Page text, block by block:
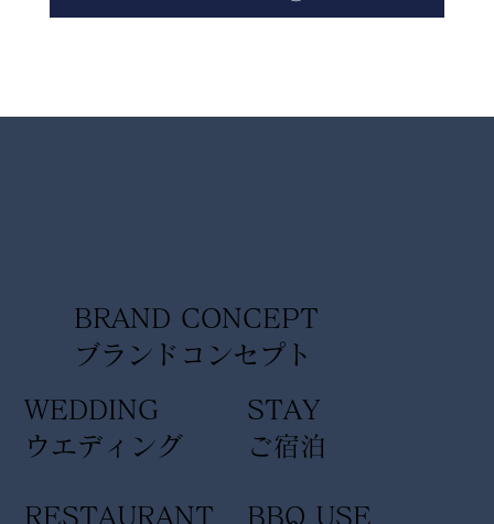
WEDDING
ウエディング
BBQ USE
STAY
ご宿泊
RESTAURANT
BRAND CONCEPT
​ブランドコンセプト